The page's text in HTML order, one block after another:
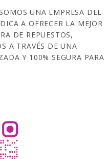
UNA EMPRESA DEL
A OFRECER LA MEJOR
DE REPUESTOS,
A TRAVÉS DE UNA
Y 100% SEGURA PARA